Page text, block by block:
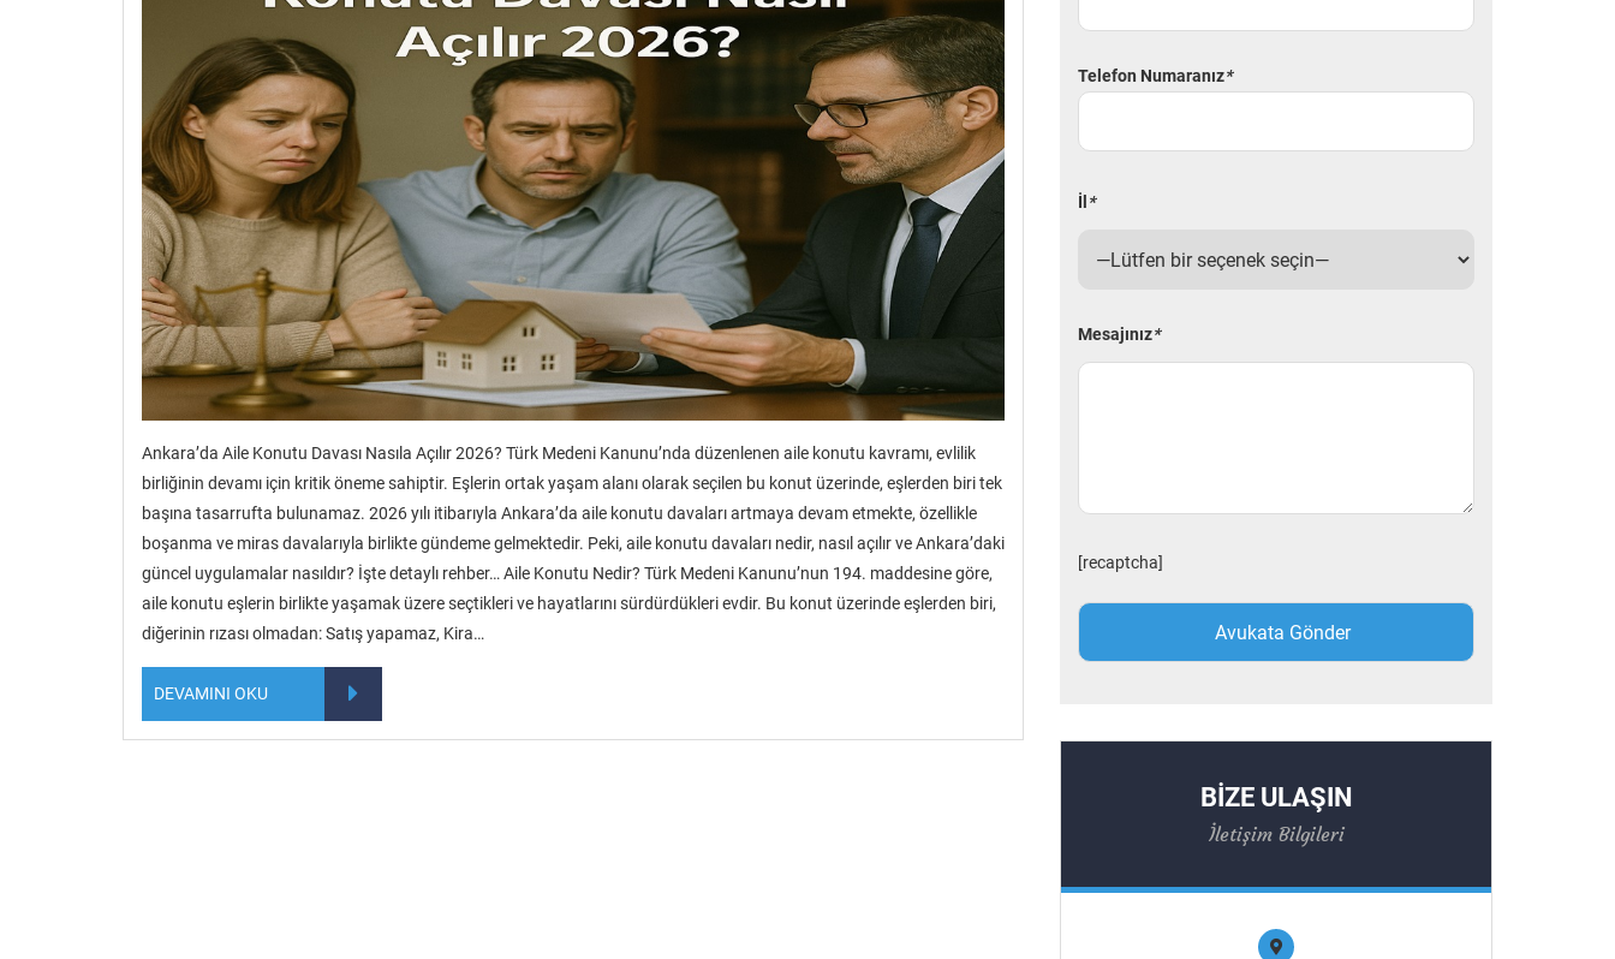
Ankara’da Aile Konutu Davası Nasıla Açılır 2026? Türk Medeni Kanunu’nda düzenlenen aile konutu kavramı, evlilik
birliğinin devamı için kritik öneme sahiptir. Eşlerin ortak yaşam alanı olarak seçilen bu konut üzerinde, eşlerden biri tek
başına tasarrufta bulunamaz. 2026 yılı itibarıyla Ankara’da aile konutu davaları artmaya devam etmekte, özellikle
boşanma ve miras davalarıyla birlikte gündeme gelmektedir. Peki, aile konutu davaları nedir, nasıl açılır ve Ankara’daki
güncel uygulamalar nasıldır? İşte detaylı rehber… Aile Konutu Nedir? Türk Medeni Kanunu’nun 194. maddesine göre,
aile konutu eşlerin birlikte yaşamak üzere seçtikleri ve hayatlarını sürdürdükleri evdir. Bu konut üzerinde eşlerden biri,
diğerinin rızası olmadan: Satış yapamaz, Kira…
DEVAMINI OKU
Telefon Numaranız*
İl *
Mesajınız*
[recaptcha]
BİZE ULAŞIN
İletişim Bilgileri